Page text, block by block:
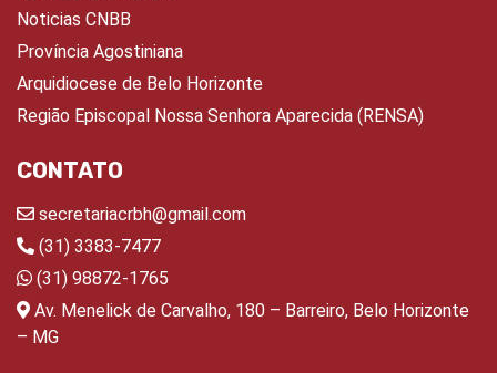
Noticias CNBB
Província Agostiniana
Arquidiocese de Belo Horizonte
Região Episcopal Nossa Senhora Aparecida (RENSA)
CONTATO
secretariacrbh@gmail.com
(31) 3383-7477
(31) 98872-1765
Av. Menelick de Carvalho, 180 – Barreiro, Belo Horizonte
– MG